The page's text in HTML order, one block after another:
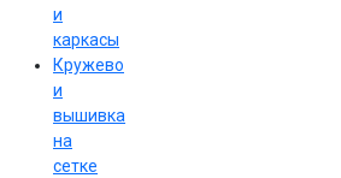
и
каркасы
Кружево
и
вышивка
на
сетке